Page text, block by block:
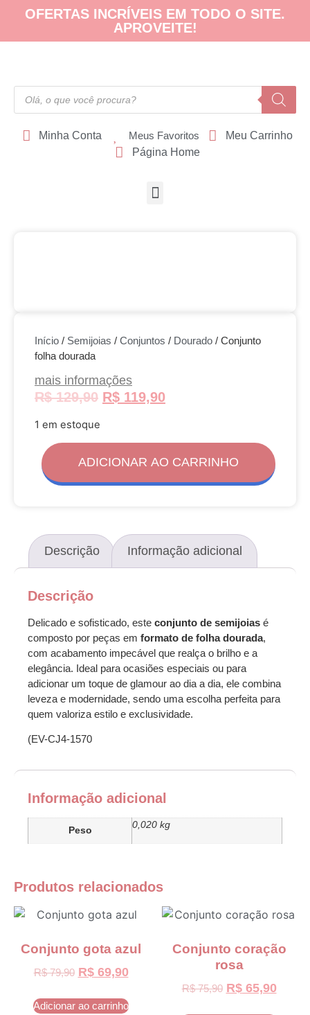
OFERTAS INCRÍVEIS EM TODO O SITE.
APROVEITE!
Minha Conta Meus Favoritos
Meu Carrinho
Página Home
Início / Semijoias / Conjuntos / Dourado / Conjunto
folha dourada
mais informações
R$129,90 R$ 119,90
1 em estoque
ADICIONAR AO CARRINHO
Descrição Informação adicional
Descrição
Delicado e sofisticado, este conjunto de semijoias é
composto por peças em formato de folha dourada,
com acabamento impecável que realça o brilho e a
elegância. Ideal para ocasiões especiais ou para
adicionar um toque de glamour ao dia a dia, ele combina
leveza e modernidade, sendo uma escolha perfeita para
quem valoriza estilo e exclusividade.
(EV-CJ4-1570
Informação adicional
Peso
0,020 kg
Produtos relacionados
Conjunto gota azul
R$79,90 R$69,90
Adicionar ao carrinho
Conjunto coração
rosa
R$75,90 R$65,90